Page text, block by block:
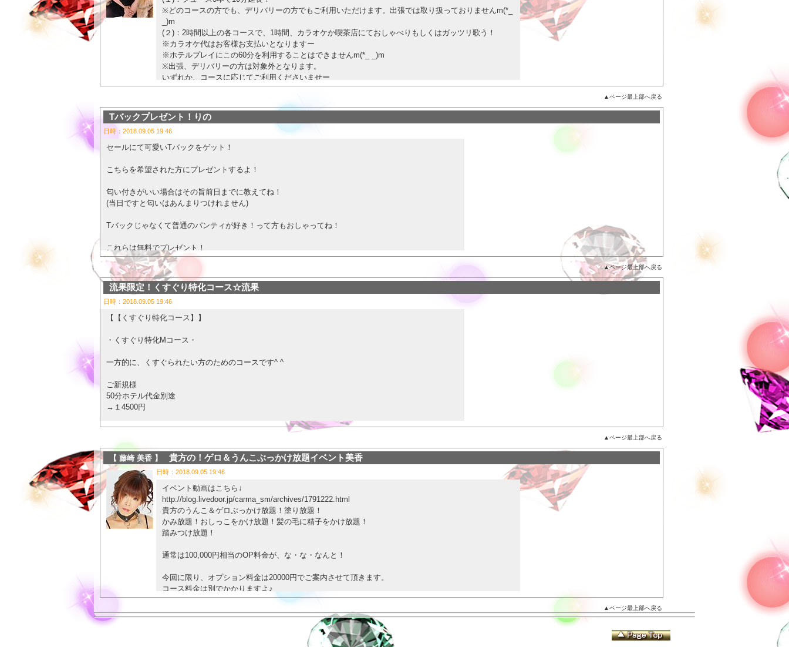
他イベント、他割引等の併用は、お断りします。
3Pは、相手があるため、適応しません。
以上！期限は、いまのところ、設けていません。
ブログに載るのが好きな羞恥好きMさんたちも、チャンス！^ ^
※どのコースの方でも、デリバリーの方でもご利用いただけます。出張では取り扱っておりませんm(*_
_)m
(２)：2時間以上の各コースで、1時間、カラオケか喫茶店にておしゃべりもしくはガッツリ歌う！
※カラオケ代はお客様お支払いとなりますー
※ホテルプレイにこの60分を利用することはできませんm(*_ _)m
※出張、デリバリーの方は対象外となります。
いずれか、コースに応じてご利用くださいませー
で！
ハーゲンダッツアイス１個✨
もしくは、
500mlの缶ビール１本✨
にしてくださった方にはー
と致しますーヾ(〃^∇^)ﾉ
ハーゲンダッツ3個とかは、お気持ちは嬉しいけどやめてね💦お腹壊します(´；ω；｀)
お酒は多めだと喜びます💓💓
ご利用の方はお早めにご予約くださいませー
ご予約状況によってはお受けできない場合もありますので、
先にメールにてご相談くださいませー
maju@carma.jp
↑↑↑↑
こちらまで！
イベント期間は決めてないですけど、今月末くらいまで(ΦωΦ)ﾌﾌﾌ…
▲ページ最上部へ戻る
Tバックプレゼント！りの
日時：2018.09.05 19:46
セールにて可愛いTバックをゲット！
こちらを希望された方にプレゼントするよ！
匂い付きがいい場合はその旨前日までに教えてね！
(当日ですと匂いはあんまりつけれません)
Tバックじゃなくて普通のパンティが好き！って方もおしゃってね！
これらは無料でプレゼント！
予約の際に必ず電話で伝えるかあらかじめメールで伝えてください！
サイズはLなので男性でも履けますよ！
パンストが欲しい方もあらかじめおしゃってくれたらプレゼント！
メールはこちらまで↓
rino@carma.jp
▲ページ最上部へ戻る
流果限定！くすぐり特化コース☆流果
日時：2018.09.05 19:46
【【くすぐり特化コース】】
・くすぐり特化Mコース・
一方的に、くすぐられたい方のためのコースです^ ^
ご新規様
50分ホテル代金別途
→１4500円
会員様
50分ホテル代金別途
→１3500円
ご新規様ホテル代金別途
７０分→１６０００円
会員様ホテル代金別途
７０分→１５０００円
１０５分→２４０００円
会員様ホテル代金別途
１０５分→２３０００円
１３５分→３４０００円
▲ページ最上部へ戻る
【 藤崎 美香 】 貴方の！ゲロ＆うんこぶっかけ放題イベント美香
日時：2018.09.05 19:46
イベント動画はこちら↓
http://blog.livedoor.jp/carma_sm/archives/1791222.html
貴方のうんこ＆ゲロぶっかけ放題！塗り放題！
かみ放題！おしっこをかけ放題！髪の毛に精子をかけ放題！
踏みつけ放題！
通常は100,000円相当のOP料金が、な・な・なんと！
今回に限り、オプション料金は20000円でご案内させて頂きます。
コース料金は別でかかりますよ♪
(食べるのは料金は別です)
即尺、顔射、ごっくん、おしっこお口受け、無料
▲ページ最上部へ戻る